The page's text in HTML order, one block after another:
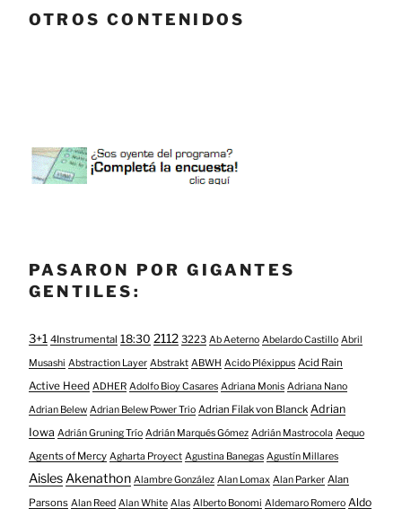
OTROS CONTENIDOS
PASARON POR GIGANTES
GENTILES:
3+1 4Instrumental 18:30 2112 3223 Ab Aeterno Abelardo Castillo Abril
Musashi Abstraction Layer Abstrakt ABWH Acido Pléxippus Acid Rain
Active Heed ADHER Adolfo Bioy Casares Adriana Monis Adriana Nano
Adrian Belew Adrian Belew Power Trio Adrian Filak von Blanck Adrian
Iowa Adrián Gruning Trío Adrián Marqués Gómez Adrián Mastrocola Aequo
Agents of Mercy Agharta Proyect Agustina Banegas Agustín Millares
Aisles Akenathon Alambre González Alan Lomax Alan Parker Alan
Parsons Alan Reed Alan White Alas Alberto Bonomi Aldemaro Romero Aldo